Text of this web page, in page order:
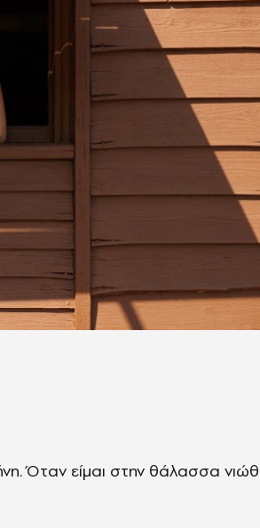
Όταν είμαι στην θάλασσα